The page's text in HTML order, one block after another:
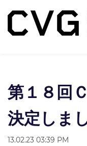
main
第１８回
決定しま
13.02.23 03:39 PM